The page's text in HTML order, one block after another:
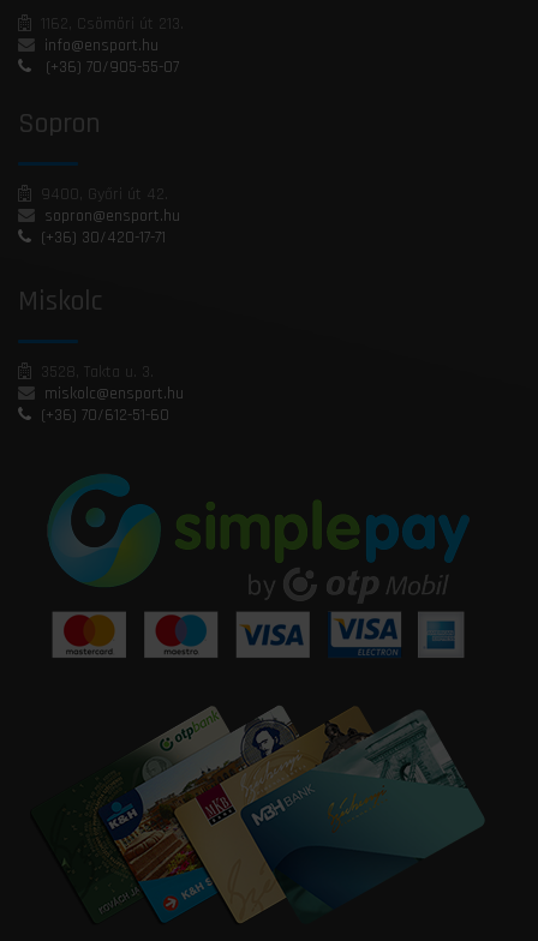
1162, Csömöri út 213.
info@ensport.hu
(+36) 70/905-55-07
Sopron
9400, Győri út 42.
sopron@ensport.hu
(+36) 30/420-17-71
Miskolc
3528, Takta u. 3.
miskolc@ensport.hu
(+36) 70/612-51-60